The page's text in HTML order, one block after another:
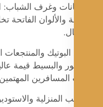
وغرف الشباب: المواد
والألوان الفاتحة تخلق
البوتيك والمنتجعات
والبسيط قيمة عالية
المهتمين
المنزلية